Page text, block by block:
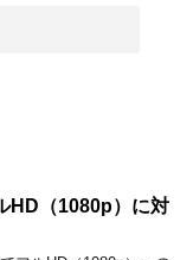
HD（1080p）に対